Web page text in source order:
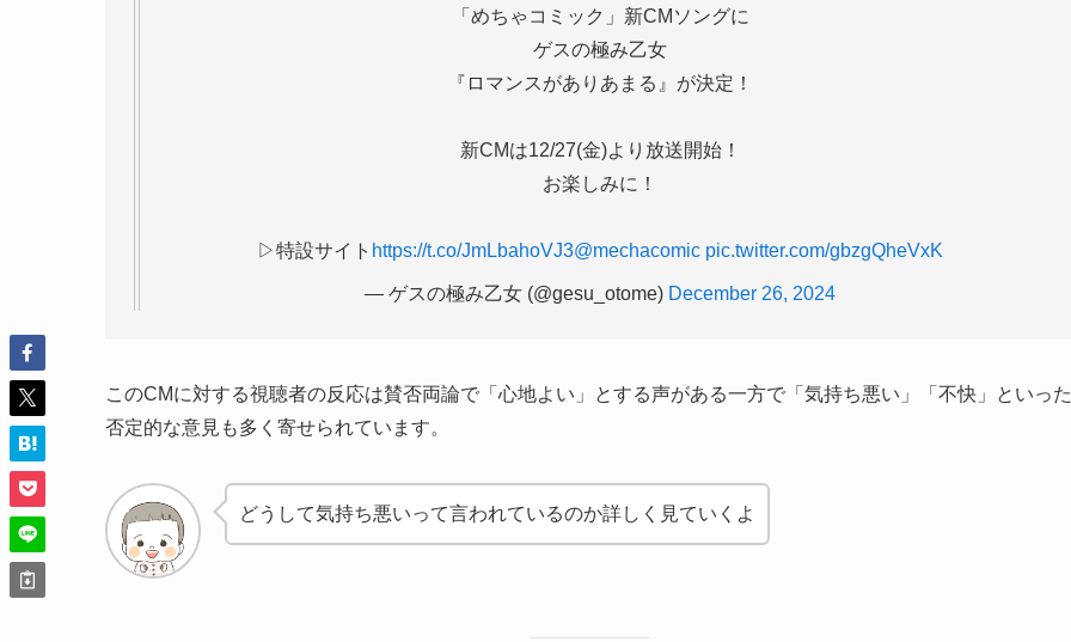
「めちゃコミック」新CMソングに
ゲスの極み乙女
『ロマンスがありあまる』が決定！
新CMは12/27(金)より放送開始！
お楽しみに！
▷特設サイト https://t.co/JmLbahoVJ3@mechacomic pic.twitter.com/gbzgQheVxK
— ゲスの極み乙女 (@gesu_otome) December 26, 2024
このCMに対する視聴者の反応は賛否両論で「心地よい」とする声がある一方で「気持ち悪い」「不快」といった
否定的な意見も多く寄せられています。
どうして気持ち悪いって言われているのか詳しく見ていくよ